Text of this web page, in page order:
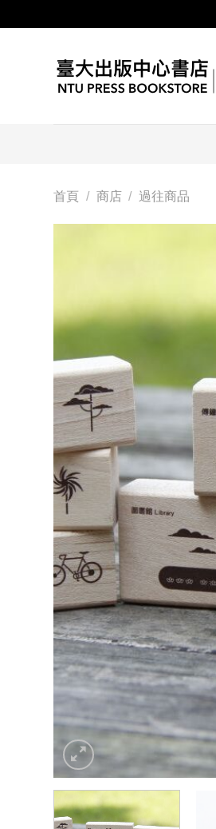
首頁 / 商店 / 過往商品